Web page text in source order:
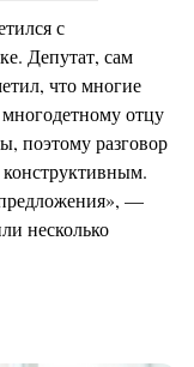
с
Депутат, сам
что многие
отцу
поэтому разговор
—
несколько